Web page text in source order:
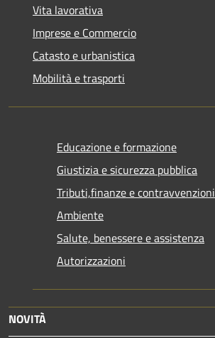
Vita lavorativa
Imprese e Commercio
Catasto e urbanistica
Mobilità e trasporti
Educazione e formazione
Giustizia e sicurezza pubblica
Tributi,finanze e contravvenzioni
Ambiente
Salute, benessere e assistenza
Autorizzazioni
NOVITÀ